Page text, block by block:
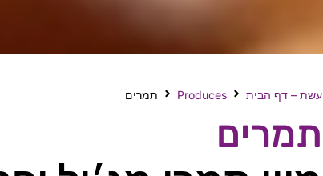
עשת – דף הבית Produces תמרים
תמרים